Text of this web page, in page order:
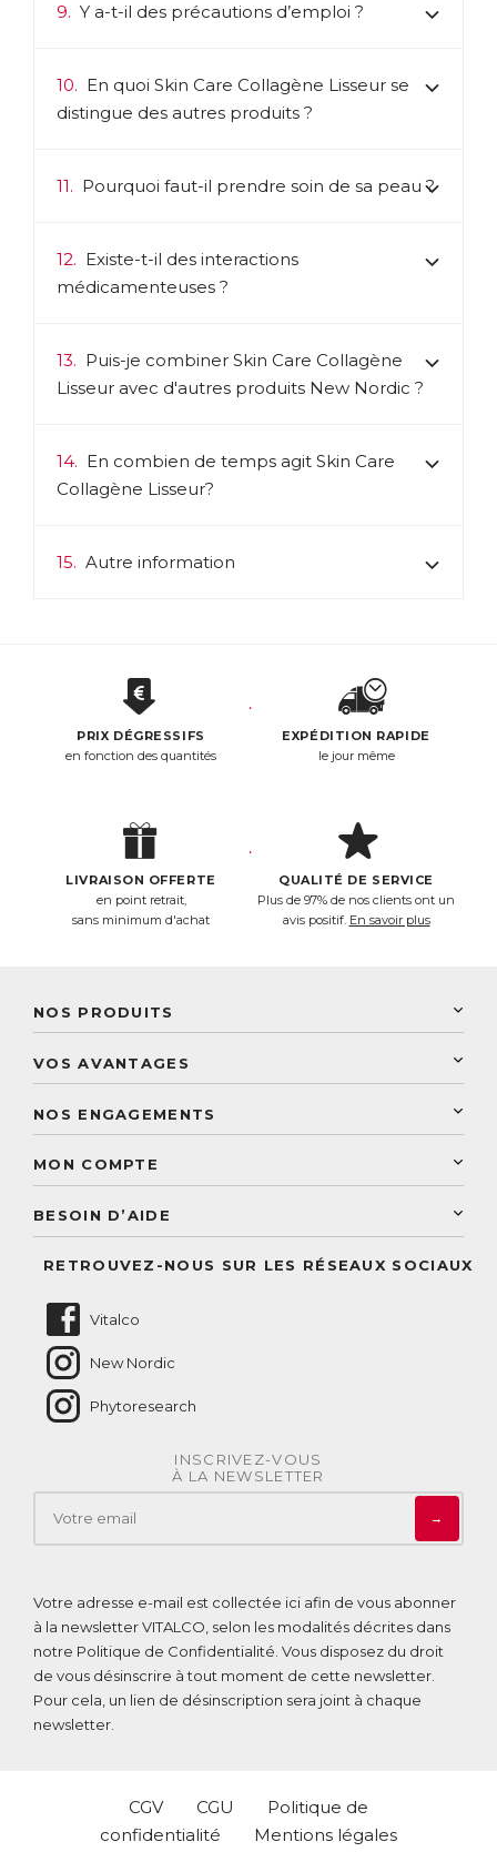
9. Y a-t-il des précautions d’emploi ?
10. En quoi Skin Care Collagène Lisseur se
distingue des autres produits ?
11. Pourquoi faut-il prendre soin de sa peau ?
12. Existe-t-il des interactions
médicamenteuses ?
13. Puis-je combiner Skin Care Collagène
Lisseur avec d'autres produits New Nordic ?
14. En combien de temps agit Skin Care
Collagène Lisseur?
15. Autre information
PRIX DÉGRESSIFS
en fonction des quantités
EXPÉDITION RAPIDE
le jour même
LIVRAISON OFFERTE
en point retrait,
sans minimum d'achat
QUALITÉ DE SERVICE
Plus de 97% de nos clients ont un
avis positif. En savoir plus
NOS PRODUITS
Laboratoire Landais
Découvrez le catalogue
VOS AVANTAGES
Paiement sécurisé
Conseils personnalisés
NOS ENGAGEMENTS
Conseil personnalisé
MON COMPTE
BESOIN D’AIDE
RETROUVEZ-NOUS SUR LES RÉSEAUX SOCIAUX
Vitalco
New Nordic
Phytoresearch
INSCRIVEZ-VOUS
À LA NEWSLETTER
→
Votre adresse e-mail est collectée ici afin de vous abonner
à la newsletter VITALCO, selon les modalités décrites dans
notre Politique de Confidentialité . Vous disposez du droit
de vous désinscrire à tout moment de cette newsletter.
Pour cela, un lien de désinscription sera joint à chaque
newsletter.
CGV CGU
Politique de
confidentialité
Mentions légales